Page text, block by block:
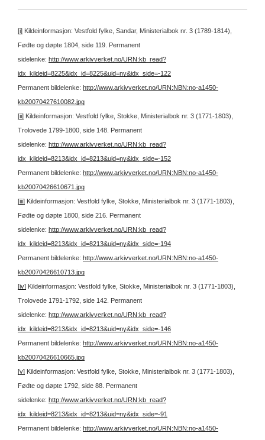
[i] Kildeinformasjon: Vestfold fylke, Sandar, Ministerialbok nr. 3 (1789-1814),
Fødte og døpte 1804, side 119. Permanent
sidelenke: http://www.arkivverket.no/URN:kb_read?
idx_kildeid=8225&idx_id=8225&uid=ny&idx_side=-122
Permanent bildelenke: http://www.arkivverket.no/URN:NBN:no-a1450-
kb20070427610082.jpg
[ii] Kildeinformasjon: Vestfold fylke, Stokke, Ministerialbok nr. 3 (1771-1803),
Trolovede 1799-1800, side 148. Permanent
sidelenke: http://www.arkivverket.no/URN:kb_read?
idx_kildeid=8213&idx_id=8213&uid=ny&idx_side=-152
Permanent bildelenke: http://www.arkivverket.no/URN:NBN:no-a1450-
kb20070426610671.jpg
[iii] Kildeinformasjon: Vestfold fylke, Stokke, Ministerialbok nr. 3 (1771-1803),
Fødte og døpte 1800, side 216. Permanent
sidelenke: http://www.arkivverket.no/URN:kb_read?
idx_kildeid=8213&idx_id=8213&uid=ny&idx_side=-194
Permanent bildelenke: http://www.arkivverket.no/URN:NBN:no-a1450-
kb20070426610713.jpg
[iv] Kildeinformasjon: Vestfold fylke, Stokke, Ministerialbok nr. 3 (1771-1803),
Trolovede 1791-1792, side 142. Permanent
sidelenke: http://www.arkivverket.no/URN:kb_read?
idx_kildeid=8213&idx_id=8213&uid=ny&idx_side=-146
Permanent bildelenke: http://www.arkivverket.no/URN:NBN:no-a1450-
kb20070426610665.jpg
[v] Kildeinformasjon: Vestfold fylke, Stokke, Ministerialbok nr. 3 (1771-1803),
Fødte og døpte 1792, side 88. Permanent
sidelenke: http://www.arkivverket.no/URN:kb_read?
idx_kildeid=8213&idx_id=8213&uid=ny&idx_side=-91
Permanent bildelenke: http://www.arkivverket.no/URN:NBN:no-a1450-